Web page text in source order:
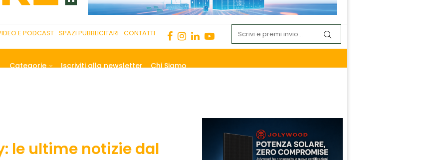
E PODCAST SPAZI PUBBLICITARI CONTATTI
Categorie Iscriviti alla newsletter Chi Siamo
le ultime notizie dal